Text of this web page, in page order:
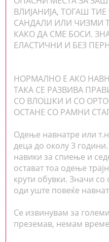
ВЛИЈАНИЈА, ТОГАШ
САНДАЛИ ИЛИ ЧИЗМИ
КАКО ДА СМЕ БОСИ.
ЕЛАСТИЧНИ И БЕЗ
НОРМАЛНО E АКО
ТАКА СЕ РАЗВИВА
СО ВЛОШКИ И СО
ОСТАНЕ СО РАМНИ
Одење навнатре или
деца до околу 3
навики за спиење и
остават тоа одење
крути обувки. Значи со
оди уште повеќе
Се извинувам за
преземав, немам време